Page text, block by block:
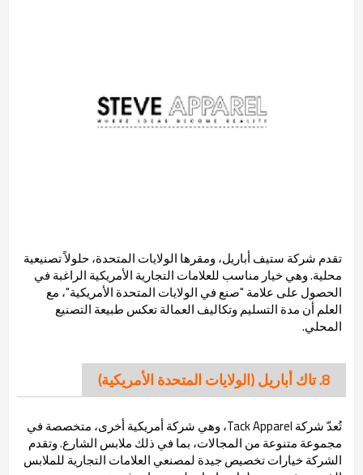
تقدم شركة ستيف أباريل، ومقرها الولايات المتحدة، حلولاً تصنيعية
محلية. وهي خيار مناسب للعلامات التجارية الأمريكية الراغبة في
الحصول على علامة "صنع في الولايات المتحدة الأمريكية"، مع
العلم أن مدة التسليم وتكاليف العمالة تعكس طبيعة التصنيع
المحلي.
8. تاك أباريل (الولايات المتحدة الأمريكية)
تُعدّ شركة Tack Apparel، وهي شركة أمريكية أخرى، متخصصة في
مجموعة متنوعة من المجالات، بما في ذلك ملابس الشارع. وتقدم
الشركة خيارات تخصيص جيدة لمصنعي العلامات التجارية للملابس